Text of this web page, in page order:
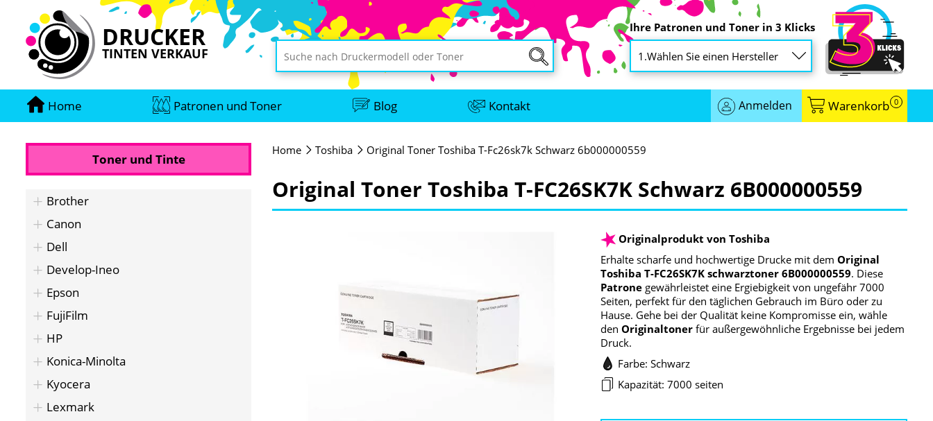
DRUCKER
TINTEN VERKAUF
Ihre Patronen und Toner in 3 Klicks
Home Patronen und Toner Blog Kontakt Anmelden Warenkorb 0
Toner und Tinte
Brother
Canon
Dell
Develop-Ineo
Epson
FujiFilm
HP
Konica-Minolta
Kyocera
Lexmark
Home Toshiba Original Toner Toshiba T-Fc26sk7k Schwarz 6b000000559
Original Toner Toshiba T-FC26SK7K Schwarz 6B000000559
Originalprodukt von Toshiba
Erhalte scharfe und hochwertige Drucke mit dem Original
Toshiba T-FC26SK7K schwarztoner 6B000000559. Diese
Patronegewährleistet eine Ergiebigkeit von ungefähr 7000
Seiten, perfekt für den täglichen Gebrauch im Büro oder zu
Hause. Gehe bei der Qualität keine Kompromisse ein, wähle
den Originaltonerfür außergewöhnliche Ergebnisse bei jedem
Druck.
Farbe: Schwarz
Kapazität: 7000 seiten